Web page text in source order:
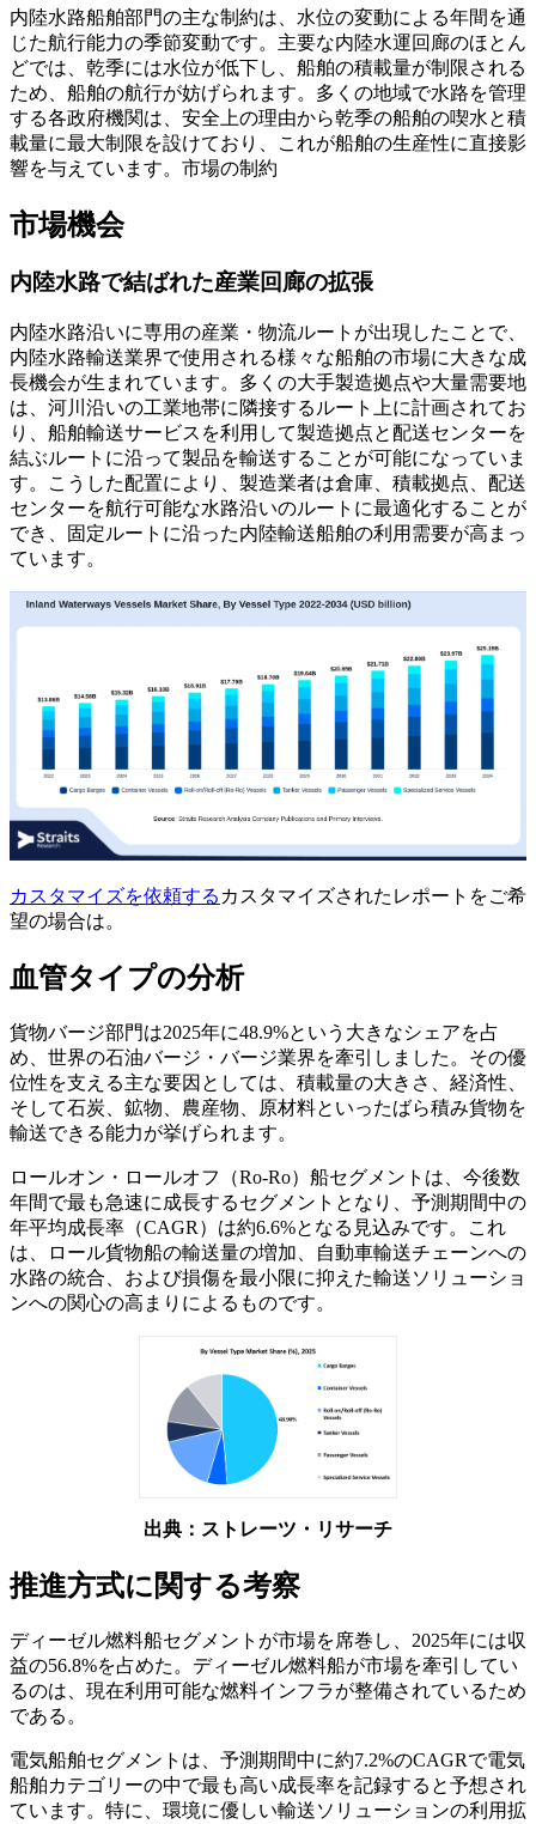
内陸水路船舶部門の主な制約は、水位の変動による年間を通
じた航行能力の季節変動です。主要な内陸水運回廊のほとん
どでは、乾季には水位が低下し、船舶の積載量が制限される
ため、船舶の航行が妨げられます。多くの地域で水路を管理
する各政府機関は、安全上の理由から乾季の船舶の喫水と積
載量に最大制限を設けており、これが船舶の生産性に直接影
響を与えています。市場の制約
市場機会
内陸水路で結ばれた産業回廊の拡張
内陸水路沿いに専用の産業・物流ルートが出現したことで、
内陸水路輸送業界で使用される様々な船舶の市場に大きな成
長機会が生まれています。多くの大手製造拠点や大量需要地
は、河川沿いの工業地帯に隣接するルート上に計画されてお
り、船舶輸送サービスを利用して製造拠点と配送センターを
結ぶルートに沿って製品を輸送することが可能になっていま
す。こうした配置により、製造業者は倉庫、積載拠点、配送
センターを航行可能な水路沿いのルートに最適化することが
でき、固定ルートに沿った内陸輸送船舶の利用需要が高まっ
ています。
カスタマイズを依頼する カスタマイズされたレポートをご希
望の場合は。
血管タイプの分析
貨物バージ部門は2025年に48.9%という大きなシェアを占
め、世界の石油バージ・バージ業界を牽引しました。その優
位性を支える主な要因としては、積載量の大きさ、経済性、
そして石炭、鉱物、農産物、原材料といったばら積み貨物を
輸送できる能力が挙げられます。
ロールオン・ロールオフ（Ro-Ro）船セグメントは、今後数
年間で最も急速に成長するセグメントとなり、予測期間中の
年平均成長率（CAGR）は約6.6%となる見込みです。これ
は、ロール貨物船の輸送量の増加、自動車輸送チェーンへの
水路の統合、および損傷を最小限に抑えた輸送ソリューショ
ンへの関心の高まりによるものです。
出典：ストレーツ・リサーチ
推進方式に関する考察
ディーゼル燃料船セグメントが市場を席巻し、2025年には収
益の56.8%を占めた。ディーゼル燃料船が市場を牽引してい
るのは、現在利用可能な燃料インフラが整備されているため
である。
電気船舶セグメントは、予測期間中に約7.2%のCAGRで電気
船舶カテゴリーの中で最も高い成長率を記録すると予想され
ています。特に、環境に優しい輸送ソリューションの利用拡